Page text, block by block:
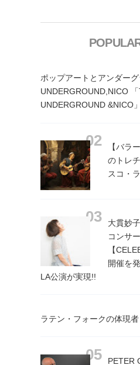
ポップアートとアンダー
UNDERGROUND,NICO
UNDERGROUND &NICO」
【バラ
のトレ
スコ・
大貫妙
コンサ
【
開催を
LA公演が実現!!
ラテン・フォークの体現
PETER